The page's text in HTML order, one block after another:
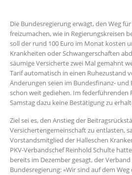
Die Bundesregierung erwägt, den Weg
freizumachen, wie in Regierungskreisen
soll der rund 100 Euro im Monat kosten
Krankheiten oder Schwangerschaften
säumige Versicherte zwei Mal gemahnt
Tarif automatisch in einen Ruhezustand
Änderungen seien im Bundesfinanz-
schon weit gediehen. Im federführenden
Samstag dazu keine Bestätigung zu
Ziel sei es, den Anstieg der
Versichertengemeinschaft zu entlasten,
Vorstandsmitglied der Halleschen
PKV-Verbandschef Reinhold Schulte
bereits im Dezember gesagt, der
Bundesregierung: «Wir sind auf dem Weg